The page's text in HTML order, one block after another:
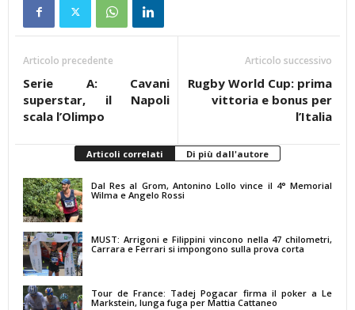
Articolo precedente
Serie A: Cavani
superstar, il Napoli
scala l’Olimpo
Articolo successivo
Rugby World Cup: prima
vittoria e bonus per
l’Italia
Articoli correlati Di più dall'autore
Dal Res al Grom, Antonino Lollo vince il 4° Memorial
Wilma e Angelo Rossi
MUST: Arrigoni e Filippini vincono nella 47 chilometri,
Carrara e Ferrari si impongono sulla prova corta
Tour de France: Tadej Pogacar firma il poker a Le
Markstein, lunga fuga per Mattia Cattaneo